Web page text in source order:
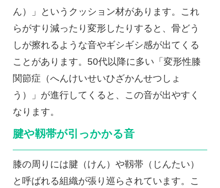
ん）」というクッション材があります。これ
らがすり減ったり変形したりすると、骨どう
しが擦れるような音やギシギシ感が出てくる
ことがあります。50代以降に多い「変形性膝
関節症（へんけいせいひざかんせつしょ
う）」が進行してくると、この音が出やすく
なります。
腱や靱帯が引っかかる音
膝の周りには腱（けん）や靱帯（じんたい）
と呼ばれる組織が張り巡らされています。こ